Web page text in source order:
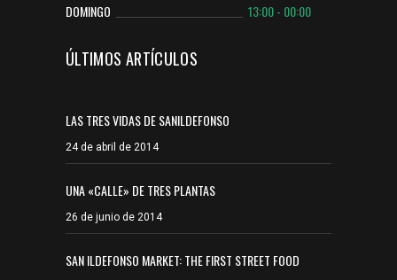
DOMINGO
13:00 - 00:00
ÚLTIMOS ARTÍCULOS
LAS TRES VIDAS DE SANILDEFONSO
24 de abril de 2014
UNA «CALLE» DE TRES PLANTAS
26 de junio de 2014
SAN ILDEFONSO MARKET: THE FIRST STREET FOOD